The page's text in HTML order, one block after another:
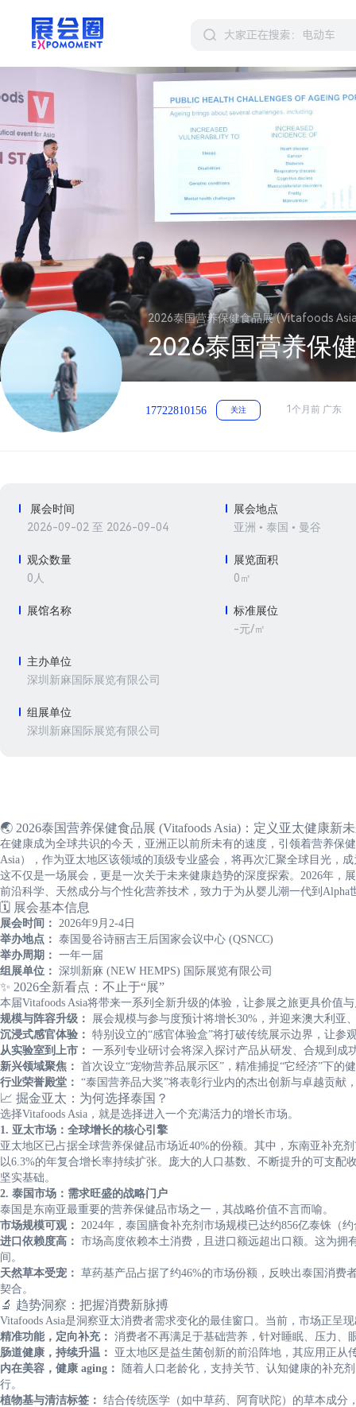
2026泰国营养保健食品展 (Vitafoods
2026泰国营养保
17722810156 关注 1个月前 广东
展会时间
2026-09-02 至 2026-09-04
展会地点
亚洲 • 泰国 • 曼谷
观众数量
0人
展览面积
0㎡
展馆名称 标准展位
-元/㎡
主办单位
深圳新麻国际展览有限公司
组展单位
深圳新麻国际展览有限公司
🌏 2026泰国营养保健食品展 (Vitafoods Asia)：定义亚太健康新
在健康成为全球共识的今天，亚洲正以前所未有的速度，引领着营养保
Asia），作为亚太地区该领域的顶级专业盛会，将再次汇聚全球目光，
这不仅是一场展会，更是一次关于未来健康趋势的深度探索。2026年，
前沿科学、天然成分与个性化营养技术，致力于为从婴儿潮一代到
🗓️ 展会基本信息
展会时间： 2026年9月2-4日
举办地点： 泰国曼谷诗丽吉王后国家会议中心 (QSNCC)
举办周期： 一年一届
组展单位： 深圳新麻 (NEW HEMPS) 国际展览有限公司
✨ 2026全新看点：不止于“展”
本届Vitafoods Asia将带来一系列全新升级的体验，让参展之旅更具价值
规模与阵容升级：
展会规模与参与度预计将增长30%，并迎来澳大利亚
沉浸式感官体验： 特别设立的“感官体验盒”将打破传统展示边界，让参
从实验室到上市： 一系列专业研讨会将深入探讨产品从研发、合规到
新兴领域聚焦： 首次设立“宠物营养品展示区”，精准捕捉“它经济”下的
行业荣誉殿堂： “泰国营养品大奖”将表彰行业内的杰出创新与卓越贡献
📈 掘金亚太：为何选择泰国？
选择Vitafoods Asia，就是选择进入一个充满活力的增长市场。
1. 亚太市场：全球增长的核心引擎
亚太地区已占据全球营养保健品市场近40%的份额。其中，东南亚补充
以6.3%的年复合增长率持续扩张。庞大的人口基数、不断提升的可支
坚实基础。
2. 泰国市场：需求旺盛的战略门户
泰国是东南亚最重要的营养保健品市场之一，其战略价值不言而喻。
市场规模可观： 2024年，泰国膳食补充剂市场规模已达约856亿泰铢（
进口依赖度高： 市场高度依赖本土消费，且进口额远超出口额。这为
间。
天然草本受宠： 草药基产品占据了约46%的市场份额，反映出泰国消费
契合。
🔬 趋势洞察：把握消费新脉搏
Vitafoods Asia是洞察亚太消费者需求变化的最佳窗口。当前，市场正呈
精准功能，定向补充： 消费者不再满足于基础营养，针对睡眠、压力、
肠道健康，持续升温：
亚太地区是益生菌创新的前沿阵地，其应用正从
内在美容，健康 aging：
随着人口老龄化，支持关节、认知健康的补充
行。
植物基与清洁标签： 结合传统医学（如中草药、阿育吠陀）的草本成分